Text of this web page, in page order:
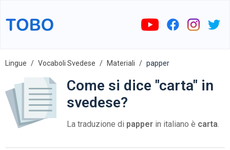
Lingue Vocaboli Svedese Materiali papper
Come si dice "carta" in
svedese?
La traduzione di papper in italiano è carta.